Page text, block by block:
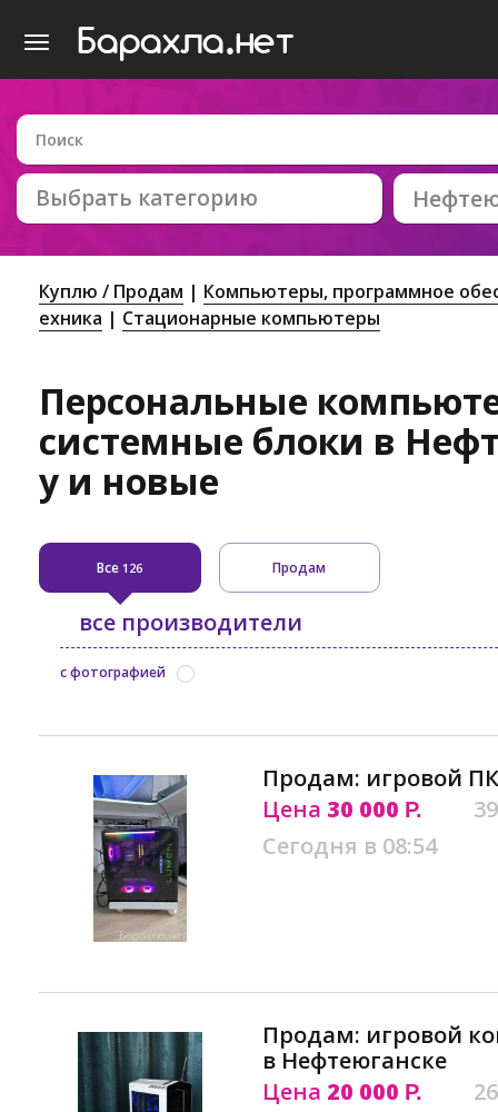
Выбрать категорию
Куплю / Продам
Компьютеры, программное
ехника
Стационарные компьютеры
Персональные
системные блоки в
у и новые
Все 126 Продам
все производители
с фотографией
Продам: игровой
Цена 30 000 Р.
Сегодня в 08:54
Продам: игровой
в Нефтеюганске
Цена 20 000 Р.